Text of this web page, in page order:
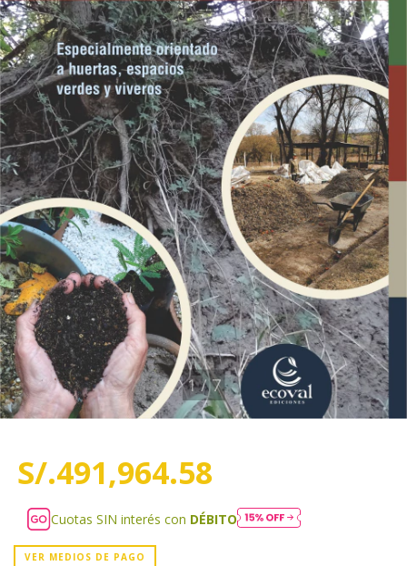
1/7
S/.491,964.58
Cuotas SIN interés con DÉBITO
VER MEDIOS DE PAGO